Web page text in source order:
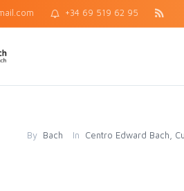
+34 69 519 62 95
By Bach In Centro Edward Bach